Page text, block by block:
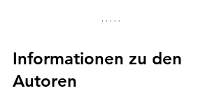
Informationen zu den
Autoren